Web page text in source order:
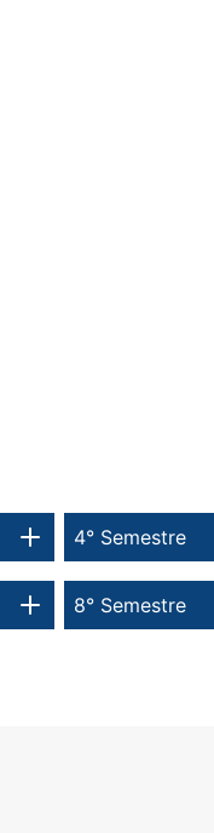
8° Semestre
4° Semestre